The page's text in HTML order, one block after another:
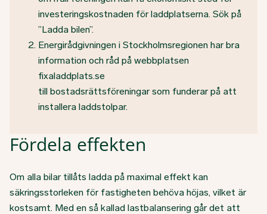
investeringskostnaden för laddplatserna. Sök på
”Ladda bilen”.
Energirådgivningen i Stockholmsregionen har bra
information och råd på webbplatsen
fixaladdplats.se
till bostadsrättsföreningar som funderar på att
installera laddstolpar.
Fördela effekten
Om alla bilar tillåts ladda på maximal effekt kan
säkringsstorleken för fastigheten behöva höjas, vilket är
kostsamt. Med en så kallad lastbalansering går det att